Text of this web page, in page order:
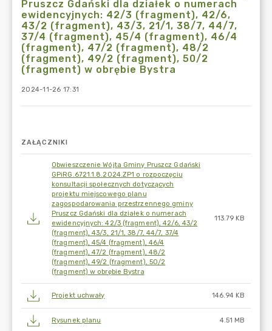
Pruszcz Gdański dla działek o numerach
ewidencyjnych: 42/3 (fragment), 42/6,
43/2 (fragment), 43/3, 21/1, 38/7, 44/7,
37/4 (fragment), 45/4 (fragment), 46/4
(fragment), 47/2 (fragment), 48/2
(fragment), 49/2 (fragment), 50/2
(fragment) w obrębie Bystra
2024-11-26 17:31
ZAŁĄCZNIKI
Obwieszczenie Wójta Gminy Pruszcz Gdański
GPiRG.6721.1.8.2024.ZP1 o rozpoczęciu
konsultacji społecznych dotyczących
projektu miejscowego planu
zagospodarowania przestrzennego gminy
Pruszcz Gdański dla działek o numerach
ewidencyjnych: 42/3 (fragment), 42/6, 43/2
(fragment), 43/3, 21/1, 38/7, 44/7, 37/4
(fragment), 45/4 (fragment), 46/4
(fragment), 47/2 (fragment), 48/2
(fragment), 49/2 (fragment), 50/2
(fragment) w obrębie Bystra
113.79 KB
Projekt uchwały 146.94 KB
Rysunek planu 4.51 MB